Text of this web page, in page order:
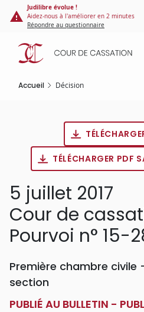
Panneau de gestion des cookies
contenu
principal
Judilibre évolue !
Aidez-nous à l'améliorer en 2 minutes
Répondre au questionnaire
Accueil Décision
TÉLÉCHARGER PDF
5 juillet 2017
Cour de
Pourvoi n° 15-
Première chambre civile
section
PUBLIÉ AU BULLETIN -